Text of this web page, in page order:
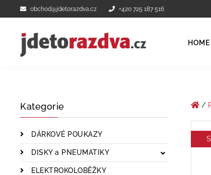
obchod@jdetorazdva.cz +420 725 187 516
HOME
Kategorie
DÁRKOVÉ POUKAZY
DISKY a PNEUMATIKY
ELEKTROKOLOBĚŽKY
/